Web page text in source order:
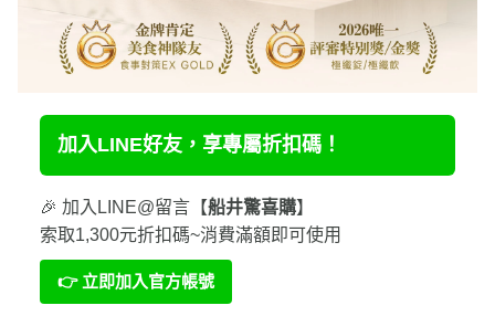
加入LINE好友，享專屬折扣碼！
索取1,300元折扣碼~消費滿額即可使用
👉 立即加入官方帳號